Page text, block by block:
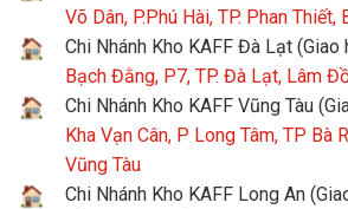
Võ Dân, P.Phú Hài, TP. Phan Thiết,
Chi Nhánh Kho KAFF Đà Lạt
Bạch Đằng, P7, TP. Đà Lạt, Lâm
Chi Nhánh Kho KAFF Vũng Tàu
Kha Vạn Cân, P Long Tâm, TP Bà
Vũng Tàu
Chi Nhánh Kho KAFF Long An